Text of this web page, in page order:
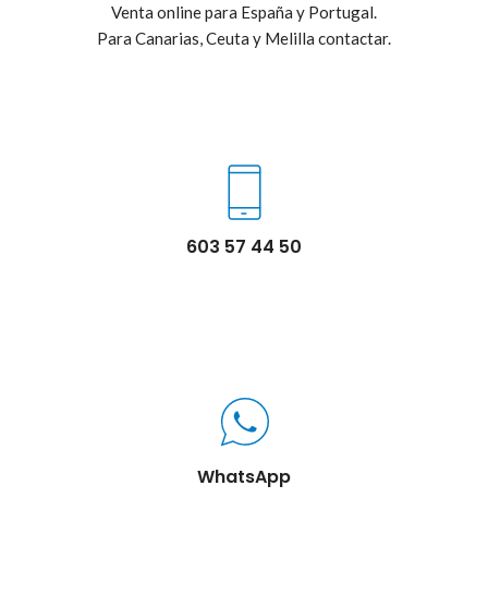
Venta online para España y Portugal.
Para Canarias, Ceuta y Melilla contactar.
603 57 44 50
WhatsApp